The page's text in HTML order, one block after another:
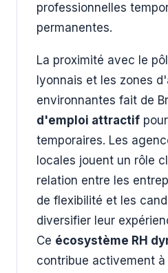
professionnelles
permanentes.
La proximité avec le
lyonnais et les zones
environnantes fait de
d'emploi attractif
temporaires. Les
locales jouent un rôle
relation entre les
de flexibilité et les
diversifier leur
Ce écosystème RH
contribue activement